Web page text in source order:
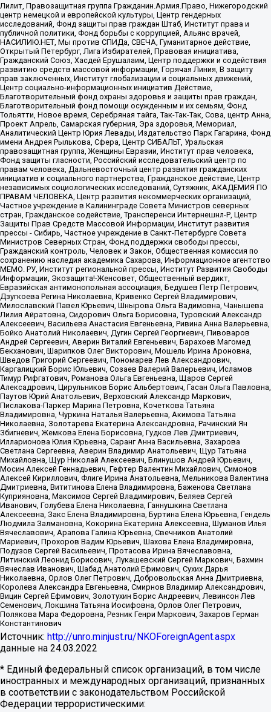
Лилит, Правозащитная группа Гражданин.Армия.Право, Нижегородский
центр немецкой и европейской культуры, Центр гендерных
исследований, Фонд защиты прав граждан Штаб, Институт права и
публичной политики, Фонд борьбы с коррупцией, Альянс врачей,
НАСИЛИЮ.НЕТ, Мы против СПИДа, СВЕЧА, Гуманитарное действие,
Открытый Петербург, Лига Избирателей, Правовая инициатива,
Гражданский Союз, Хасдей Ерушалаим, Центр поддержки и содействия
развитию средств массовой информации, Горячая Линия, В защиту
прав заключенных, Институт глобализации и социальных движений,
Центр социально-информационных инициатив Действие,
Благотворительный фонд охраны здоровья и защиты прав граждан,
Благотворительный фонд помощи осужденным и их семьям, Фонд
Тольятти, Новое время, Серебряная тайга, Так-Так-Так, Сова, центр Анна,
Проект Апрель, Самарская губерния, Эра здоровья, Мемориал,
Аналитический Центр Юрия Левады, Издательство Парк Гагарина, Фонд
имени Андрея Рылькова, Сфера, Центр СИБАЛЬТ, Уральская
правозащитная группа, Женщины Евразии, Институт прав человека,
Фонд защиты гласности, Российский исследовательский центр по
правам человека, Дальневосточный центр развития гражданских
инициатив и социального партнерства, Гражданское действие, Центр
независимых социологических исследований, Сутяжник, АКАДЕМИЯ ПО
ПРАВАМ ЧЕЛОВЕКА, Центр развития некоммерческих организаций,
Частное учреждение в Калининграде Совета Министров северных
стран, Гражданское содействие, Трансперенси Интернешнл-Р, Центр
Защиты Прав Средств Массовой Информации, Институт развития
прессы - Сибирь, Частное учреждение в Санкт-Петербурге Совета
Министров Северных Стран, Фонд поддержки свободы прессы,
Гражданский контроль, Человек и Закон, Общественная комиссия по
сохранению наследия академика Сахарова, Информационное агентство
МЕМО. РУ, Институт региональной прессы, Институт Развития Свободы
Информации, Экозащита!-Женсовет, Общественный вердикт,
Евразийская антимонопольная ассоциация, Бедушев Петр Петрович,
Дзугкоева Регина Николаевна, Кривенко Сергей Владимирович,
Милославский Павел Юрьевич, Шнырова Ольга Вадимовна, Чанышева
Лилия Айратовна, Сидорович Ольга Борисовна, Туровский Александр
Алексеевич, Васильева Анастасия Евгеньевна, Ривина Анна Валерьевна,
Бойко Анатолий Николаевич, Дугин Сергей Георгиевич, Пивоваров
Андрей Сергеевич, Аверин Виталий Евгеньевич, Барахоев Магомед
Бекханович, Шарипков Олег Викторович, Мошель Ирина Ароновна,
Шведов Григорий Сергеевич, Пономарев Лев Александрович,
Каргалицкий Борис Юльевич, Созаев Валерий Валерьевич, Исламов
Тимур Рифгатович, Романова Ольга Евгеньевна, Щаров Сергей
Алексадрович, Цирульников Борис Альбертович, Гасан Ольга Павловна,
Паутов Юрий Анатольевич, Верховский Александр Маркович,
Пислакова-Паркер Марина Петровна, Кочеткова Татьяна
Владимировна, Чуркина Наталья Валерьевна, Акимова Татьяна
Николаевна, Золотарева Екатерина Александровна, Рачинский Ян
Збигневич, Жемкова Елена Борисовна, Гудков Лев Дмитриевич,
Илларионова Юлия Юрьевна, Саранг Анна Васильевна, Захарова
Светлана Сергеевна, Аверин Владимир Анатольевич, Щур Татьяна
Михайловна, Щур Николай Алексеевич, Блинушов Андрей Юрьевич,
Мосин Алексей Геннадьевич, Гефтер Валентин Михайлович, Симонов
Алексей Кириллович, Флиге Ирина Анатольевна, Мельникова Валентина
Дмитриевна, Вититинова Елена Владимировна, Баженова Светлана
Куприяновна, Максимов Сергей Владимирович, Беляев Сергей
Иванович, Голубева Елена Николаевна, Ганнушкина Светлана
Алексеевна, Закс Елена Владимировна, Буртина Елена Юрьевна, Гендель
Людмила Залмановна, Кокорина Екатерина Алексеевна, Шуманов Илья
Вячеславович, Арапова Галина Юрьевна, Свечников Анатолий
Мариевич, Прохоров Вадим Юрьевич, Шахова Елена Владимировна,
Подузов Сергей Васильевич, Протасова Ирина Вячеславовна,
Литинский Леонид Борисович, Лукашевский Сергей Маркович, Бахмин
Вячеслав Иванович, Шабад Анатолий Ефимович, Сухих Дарья
Николаевна, Орлов Олег Петрович, Добровольская Анна Дмитриевна,
Королева Александра Евгеньевна, Смирнов Владимир Александрович,
Вицин Сергей Ефимович, Золотухин Борис Андреевич, Левинсон Лев
Семенович, Локшина Татьяна Иосифовна, Орлов Олег Петрович,
Полякова Мара Федоровна, Резник Генри Маркович, Захаров Герман
Константинович
Источник: http://unro.minjust.ru/NKOForeignAgent.aspx
данные на 24.03.2022
* Единый федеральный список организаций, в том числе
иностранных и международных организаций, признанных
в соответствии с законодательством Российской
Федерации террористическими: